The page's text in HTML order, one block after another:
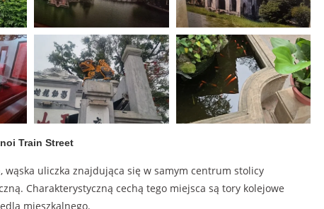
Train Street
wąska uliczka znajdująca się w samym centrum stolicy
Charakterystyczną cechą tego miejsca są tory kolejowe
mieszkalnego.